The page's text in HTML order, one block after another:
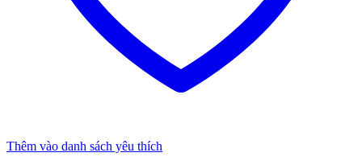
Thêm vào danh sách yêu thích